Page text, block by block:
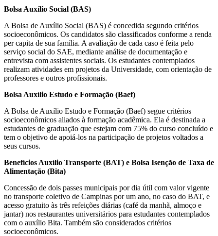
Bolsa Auxílio Social (BAS)
A Bolsa de Auxílio Social (BAS) é concedida segundo critérios
socioeconômicos. Os candidatos são classificados conforme a renda
per capita de sua família. A avaliação de cada caso é feita pelo
serviço social do SAE, mediante análise de documentação e
entrevista com assistentes sociais. Os estudantes contemplados
realizam atividades em projetos da Universidade, com orientação de
professores e outros profissionais.
Bolsa Auxílio Estudo e Formação (Baef)
A Bolsa de Auxílio Estudo e Formação (Baef) segue critérios
socioeconômicos aliados à formação acadêmica. Ela é destinada a
estudantes de graduação que estejam com 75% do curso concluído e
tem o objetivo de apoiá-los na participação de projetos voltados a
seus cursos.
Benefícios Auxílio Transporte (BAT) e Bolsa Isenção de Taxa de
Alimentação (Bita)
Concessão de dois passes municipais por dia útil com valor vigente
no transporte coletivo de Campinas por um ano, no caso do BAT, e
acesso gratuito às três refeições diárias (café da manhã, almoço e
jantar) nos restaurantes universitários para estudantes contemplados
com o auxílio Bita. Também são considerados critérios
socioeconômicos.